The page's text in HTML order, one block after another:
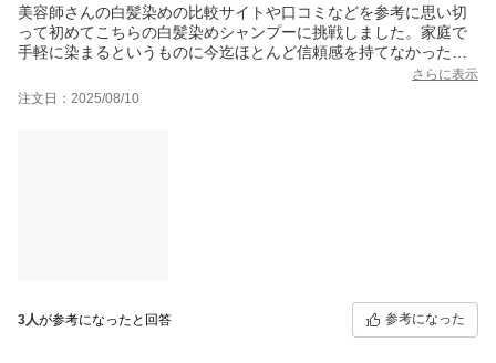
美容師さんの白髪染めの比較サイトや口コミなどを参考に思い切
って初めてこちらの白髪染めシャンプーに挑戦しました。家庭で
手軽に染まるというものに今迄ほとんど信頼感を持てなかったの
ですが今回一度使ってみただけなのに全体的にかなりビックリす
るぐらい染まったので感激しました。しかも髪が嘘のようにしっ
入っています。髪や頭皮に優しい成分でこれから回数を重ねる度
にどう変わっていくのかとても楽しみになりしばらく研究してみ
さらに表示
注文日：2025/08/10
3人が参考になったと回答 参考になった